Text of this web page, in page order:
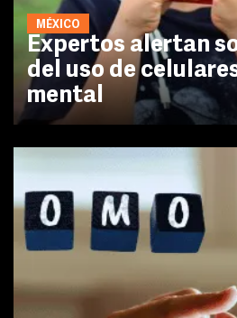
MÉXICO
Expertos alertan
del uso de
mental